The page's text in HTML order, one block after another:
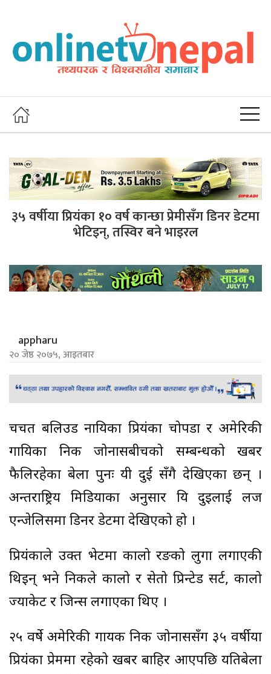
३५ वर्षीया प्रियंका १० वर्ष कान्छा प्रेमीसँग डिनर डेटमा
भेटिइन्, तस्विर बने भाइरल
appharu
२० जेष्ठ २०७५, आइतबार
चर्चित बलिउड नायिका प्रियंका चोपडा र अमेरिकी
गायिका निक जोनासबीचको सम्बन्धको खबर
फैलिरहेका बेला पुनः यी दुई सँगै देखिएका छन् ।
अन्तराष्ट्रिय मिडियाका अनुसार यि दुइलाई लज
एन्जेलिसमा डिनर डेटमा देखिएको हो ।
प्रियंकाले उक्त भेटमा कालो रङको लुगा लगाएकी
थिइन् भने निकले कालो र सेतो प्रिन्टेड सर्ट, कालो
ज्याकेट र जिन्स लगाएका थिए ।
२५ वर्षे अमेरिकी गायक निक जोनाससँग ३५ वर्षीया
प्रियंका प्रेममा रहेको खबर बाहिर आएपछि यतिबेला